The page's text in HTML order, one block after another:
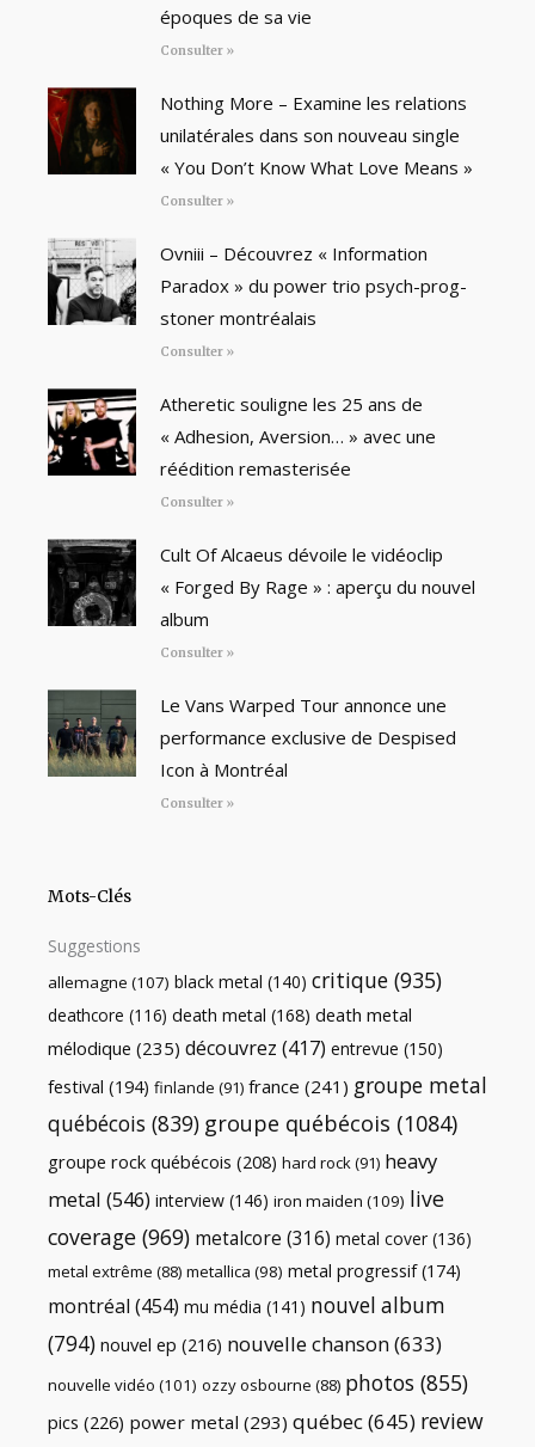
époques de sa vie
Consulter »
Nothing More – Examine les relations
unilatérales dans son nouveau single
« You Don’t Know What Love Means »
Consulter »
Ovniii – Découvrez « Information
Paradox » du power trio psych-prog-
stoner montréalais
Consulter »
Atheretic souligne les 25 ans de
« Adhesion, Aversion… » avec une
réédition remasterisée
Consulter »
Cult Of Alcaeus dévoile le vidéoclip
« Forged By Rage » : aperçu du nouvel
album
Consulter »
Le Vans Warped Tour annonce une
performance exclusive de Despised
Icon à Montréal
Consulter »
Mots-Clés
Suggestions
allemagne (107) black metal (140) critique (935)
deathcore (116) death metal (168) death metal
mélodique (235) découvrez (417) entrevue (150)
festival (194) finlande (91) france (241) groupe metal
québécois (839) groupe québécois (1084)
groupe rock québécois (208) hard rock(91) heavy
metal (546) interview (146) iron maiden (109) live
coverage (969) metalcore (316) metal cover (136)
metal extrême (88) metallica (98) metal progressif(174)
montréal (454) mu média (141) nouvel album
(794) nouvel ep (216) nouvelle chanson(633)
nouvelle vidéo (101) ozzy osbourne (88) photos (855)
pics (226) power metal (293) québec(645) review